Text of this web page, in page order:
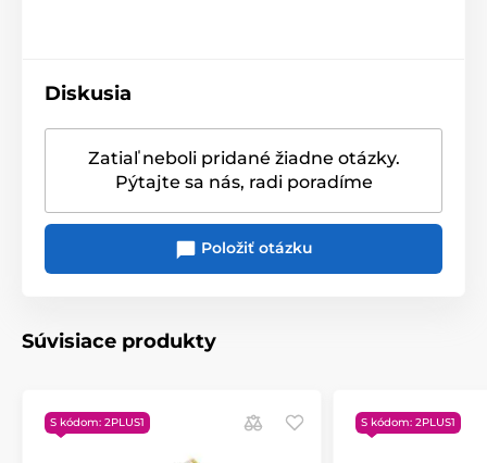
Diskusia
Zatiaľ neboli pridané žiadne otázky.
Pýtajte sa nás, radi poradíme
Položiť otázku
Súvisiace produkty
S kódom: 2PLUS1 S kódom: 2PLUS1